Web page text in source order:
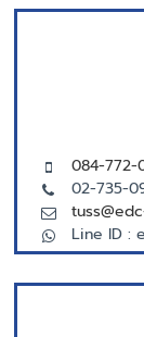
084-772-
02-735-
Line ID :